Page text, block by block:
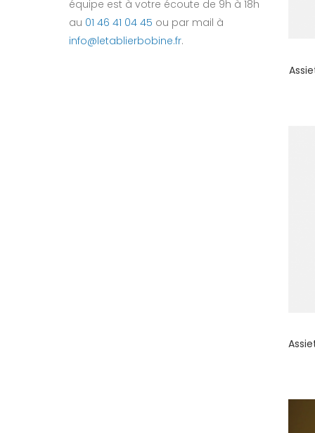
équipe est à votre écoute de 9h à 18h
au 01 46 41 04 45 ou par mail à
info@letablierbobine.fr.